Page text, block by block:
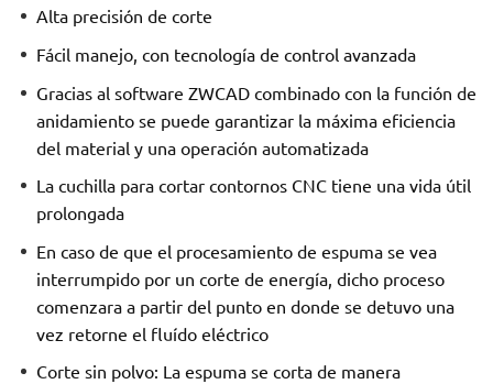
Alta precisión de corte
Fácil manejo, con tecnología de control avanzada
Gracias al software ZWCAD combinado con la función de
anidamiento se puede garantizar la máxima eficiencia
del material y una operación automatizada
La cuchilla para cortar contornos CNC tiene una vida útil
prolongada
En caso de que el procesamiento de espuma se vea
interrumpido por un corte de energía, dicho proceso
comenzara a partir del punto en donde se detuvo una
vez retorne el fluído eléctrico
Corte sin polvo: La espuma se corta de manera